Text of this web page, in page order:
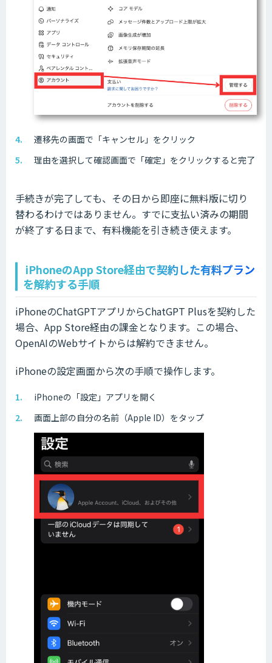
遷移先の画面で「キャンセル」をクリック
理由を選択して確認画面で「確定」をクリックすると完了
手続きが完了しても、その日から即座に無料版に切り
替わるわけではありません。すでに支払い済みの期間
が終了する日まで、有料機能を引き続き使えます。
iPhoneのApp Store経由で契約した有料プラン
を解約する手順
iPhoneのChatGPTアプリからChatGPT Plusを契約した
場合、App Store経由の課金となります。この場合、
OpenAIのWebサイトからは解約できません。
iPhoneの設定画面から次の手順で操作します。
iPhoneの「設定」アプリを開く
画面上部の自分の名前（Apple ID）をタップ